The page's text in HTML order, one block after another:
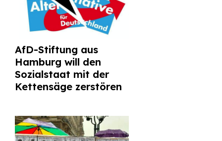
AfD-Stiftung aus
Hamburg will den
Sozialstaat mit der
Kettensäge zerstören